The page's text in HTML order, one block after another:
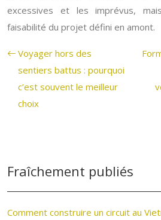
excessives et les imprévus,
faisabilité du projet défini en amont.
Voyager hors des
sentiers battus : pourquoi
c’est souvent le meilleur
choix
Fraîchement publiés
Comment construire un circuit au